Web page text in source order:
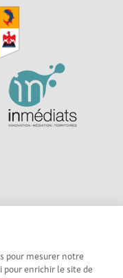
pour mesurer notre
pour enrichir le site de
d'Azur est à
Provence-